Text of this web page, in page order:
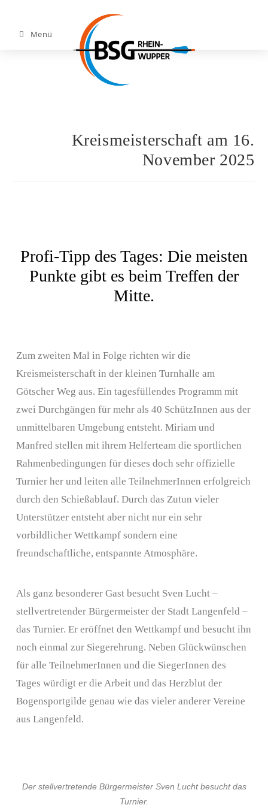
Menü
Kreismeisterschaft am 16.
November 2025
Profi-Tipp des Tages: Die meisten
Punkte gibt es beim Treffen der
Mitte.
Zum zweiten Mal in Folge richten wir die
Kreismeisterschaft in der kleinen Turnhalle am
Götscher Weg aus. Ein tagesfüllendes Programm mit
zwei Durchgängen für mehr als 40 SchützInnen aus der
unmittelbaren Umgebung entsteht. Miriam und
Manfred stellen mit ihrem Helferteam die sportlichen
Rahmenbedingungen für dieses doch sehr offizielle
Turnier her und leiten alle TeilnehmerInnen erfolgreich
durch den Schießablauf. Durch das Zutun vieler
Unterstützer entsteht aber nicht nur ein sehr
vorbildlicher Wettkampf sondern eine
freundschaftliche, entspannte Atmosphäre.
Als ganz besonderer Gast besucht Sven Lucht –
stellvertretender Bürgermeister der Stadt Langenfeld –
das Turnier. Er eröffnet den Wettkampf und besucht ihn
noch einmal zur Siegerehrung. Neben Glückwünschen
für alle TeilnehmerInnen und die SiegerInnen des
Tages würdigt er die Arbeit und das Herzblut der
Bogensportgilde genau wie das vieler anderer Vereine
aus Langenfeld.
Der stellvertretende Bürgermeister Sven Lucht besucht das
Turnier.